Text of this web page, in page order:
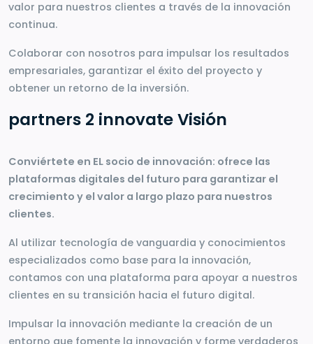
valor para nuestros clientes a través de la innovación
continua.
Colaborar con nosotros para impulsar los resultados
empresariales, garantizar el éxito del proyecto y
obtener un retorno de la inversión.
partners 2 innovate Visión
Conviértete en EL socio de innovación: ofrece las
plataformas digitales del futuro para garantizar el
crecimiento y el valor a largo plazo para nuestros
clientes.
Al utilizar tecnología de vanguardia y conocimientos
especializados como base para la innovación,
contamos con una plataforma para apoyar a nuestros
clientes en su transición hacia el futuro digital.
Impulsar la innovación mediante la creación de un
entorno que fomente la innovación y forme verdaderos